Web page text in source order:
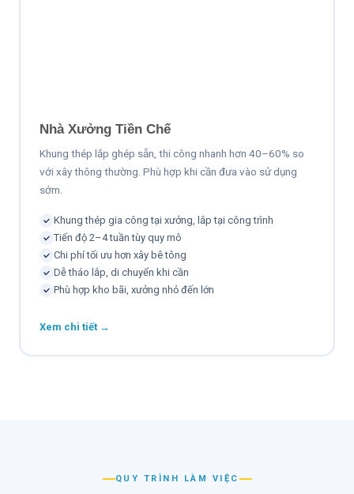
Nhà Xưởng Tiền Chế
Khung thép lắp ghép sẵn, thi công nhanh hơn 40–60% so
với xây thông thường. Phù hợp khi cần đưa vào sử dụng
sớm.
Khung thép gia công tại xưởng, lắp tại công trình
Tiến độ 2–4 tuần tùy quy mô
Chi phí tối ưu hơn xây bê tông
Dễ tháo lắp, di chuyển khi cần
Phù hợp kho bãi, xưởng nhỏ đến lớn
Xem chi tiết →
QUY TRÌNH LÀM VIỆC